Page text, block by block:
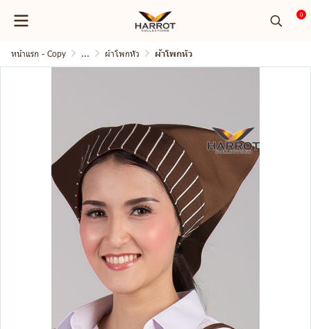
0
หน้าแรก - Copy ... ผ้าโพกหัว ผ้าโพกหัว